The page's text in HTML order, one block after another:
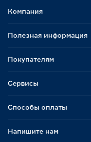
Способы оплаты
Компания
Полезная информация
Покупателям
Сервисы
Напишите нам